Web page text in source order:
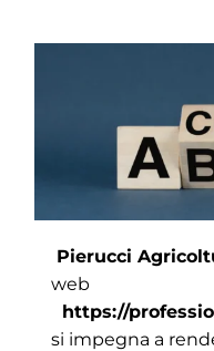
Pierucci
web
https://
si impegna a